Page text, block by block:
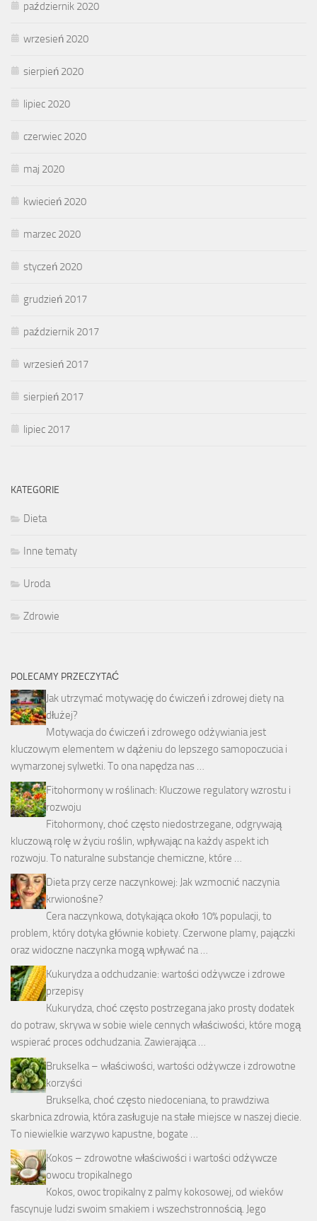
październik 2020
wrzesień 2020
sierpień 2020
lipiec 2020
czerwiec 2020
maj 2020
kwiecień 2020
marzec 2020
styczeń 2020
grudzień 2017
październik 2017
wrzesień 2017
sierpień 2017
lipiec 2017
KATEGORIE
Dieta
Inne tematy
Uroda
Zdrowie
POLECAMY PRZECZYTAĆ
Jak utrzymać motywację do ćwiczeń i zdrowej diety na
dłużej?
Motywacja do ćwiczeń i zdrowego odżywiania jest
kluczowym elementem w dążeniu do lepszego samopoczucia i
wymarzonej sylwetki. To ona napędza nas …
Fitohormony w roślinach: Kluczowe regulatory wzrostu i
rozwoju
Fitohormony, choć często niedostrzegane, odgrywają
kluczową rolę w życiu roślin, wpływając na każdy aspekt ich
rozwoju. To naturalne substancje chemiczne, które …
Dieta przy cerze naczynkowej: Jak wzmocnić naczynia
krwionośne?
Cera naczynkowa, dotykająca około 10% populacji, to
problem, który dotyka głównie kobiety. Czerwone plamy, pajączki
oraz widoczne naczynka mogą wpływać na …
Kukurydza a odchudzanie: wartości odżywcze i zdrowe
przepisy
Kukurydza, choć często postrzegana jako prosty dodatek
do potraw, skrywa w sobie wiele cennych właściwości, które mogą
wspierać proces odchudzania. Zawierająca …
Brukselka – właściwości, wartości odżywcze i zdrowotne
korzyści
Brukselka, choć często niedoceniana, to prawdziwa
skarbnica zdrowia, która zasługuje na stałe miejsce w naszej diecie.
To niewielkie warzywo kapustne, bogate …
Kokos – zdrowotne właściwości i wartości odżywcze
owocu tropikalnego
Kokos, owoc tropikalny z palmy kokosowej, od wieków
fascynuje ludzi swoim smakiem i wszechstronnością. Jego